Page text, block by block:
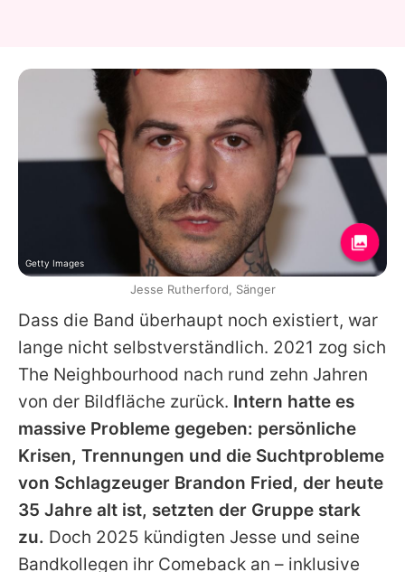
Dass die Band überhaupt noch existiert, war
lange nicht selbstverständlich. 2021 zog sich
The Neighbourhood nach rund zehn Jahren
von der Bildfläche zurück. Intern hatte es
massive Probleme gegeben: persönliche
Krisen, Trennungen und die Suchtprobleme
von Schlagzeuger Brandon Fried, der heute
35 Jahre alt ist, setzten der Gruppe stark
zu. Doch 2025 kündigten Jesse und seine
Bandkollegen ihr Comeback an – inklusive
Getty Images
Jesse Rutherford, Sänger